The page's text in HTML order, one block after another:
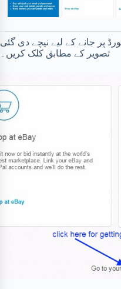
پر جانے کے لیے نیچے دی گئی
تصویر کے مطابق کلک کریں۔